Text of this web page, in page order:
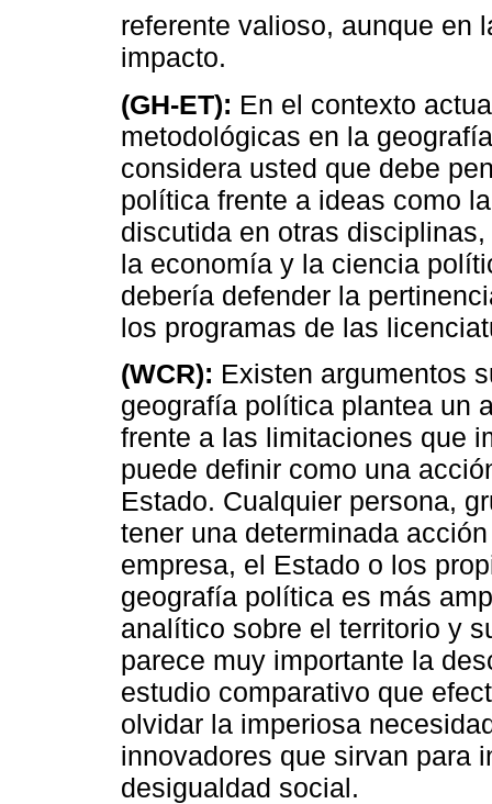
referente valioso, aunque en
impacto.
(GH-ET): En el contexto
metodológicas en la
considera usted que debe
política frente a ideas como
discutida en otras
la economía y la ciencia
debería defender la
los programas de las
(WCR): Existen argumentos
geografía política plantea un
frente a las limitaciones que
puede definir como una
Estado. Cualquier persona,
tener una determinada
empresa, el Estado o los
geografía política es más
analítico sobre el territorio y
parece muy importante la
estudio comparativo que
olvidar la imperiosa
innovadores que sirvan para
desigualdad social.